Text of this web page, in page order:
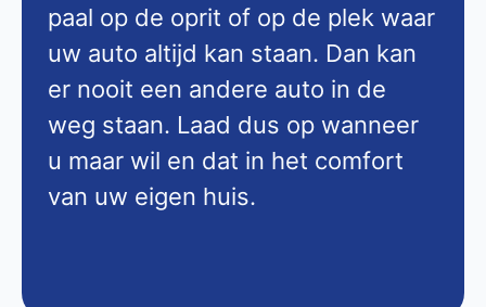
paal op de oprit of op de plek waar
uw auto altijd kan staan. Dan kan
er nooit een andere auto in de
weg staan. Laad dus op wanneer
u maar wil en dat in het comfort
van uw eigen huis.